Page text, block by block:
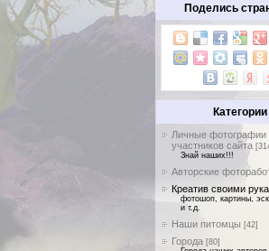
Поделись
Категории
Личные фотографии
участников сайта
Знай наших!!!
Авторские
Креатив своими
фотошоп, картины,
и т.д.
Наши питомцы [42]
Города [80]